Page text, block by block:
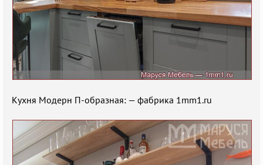
Кухня Модерн П-образная: — фабрика 1mm1.ru